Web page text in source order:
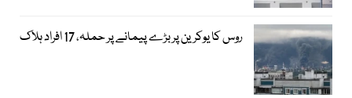
روس کا یوکرین پر بڑے پیمانے پر حملہ، 17 افراد ہلاک